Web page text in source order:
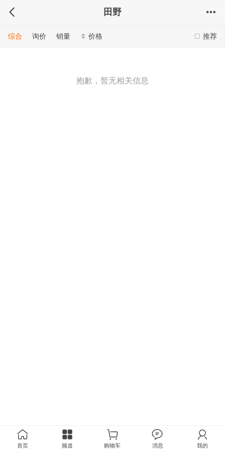
田野
推荐
综合 询价 销量 价格
抱歉，暂无相关信息
首页 频道 购物车 消息 我的